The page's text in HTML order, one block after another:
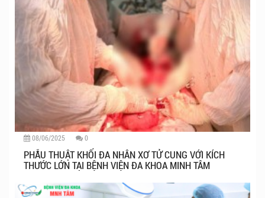
08/06/2025 0
PHẪU THUẬT KHỐI ĐA NHÂN XƠ TỬ CUNG VỚI KÍCH
THƯỚC LỚN TẠI BỆNH VIỆN ĐA KHOA MINH TÂM